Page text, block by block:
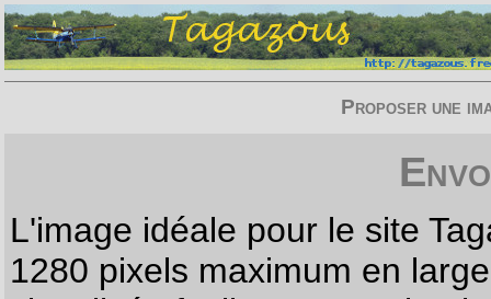
Proposer une
L'image idéale pour le site
1280 pixels maximum en